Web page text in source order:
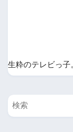
生粋のテレビっ子